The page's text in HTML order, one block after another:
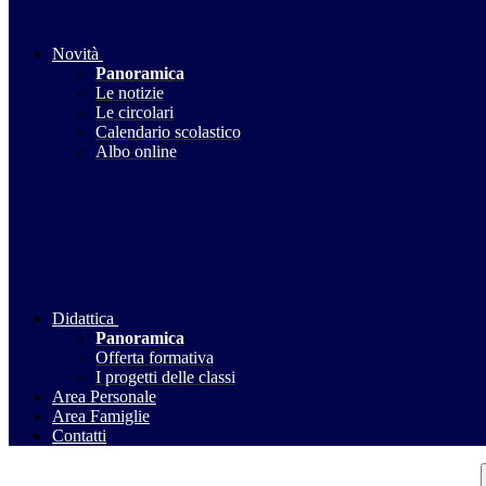
Novità
Panoramica
Le notizie
Le circolari
Calendario scolastico
Albo online
Didattica
Panoramica
Offerta formativa
I progetti delle classi
Area Personale
Area Famiglie
Contatti